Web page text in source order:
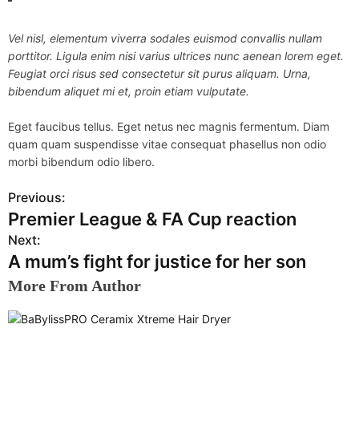
Vel nisl, elementum viverra sodales euismod convallis nullam
porttitor. Ligula enim nisi varius ultrices nunc aenean lorem eget.
Feugiat orci risus sed consectetur sit purus aliquam. Urna,
bibendum aliquet mi et, proin etiam vulputate.
Eget faucibus tellus. Eget netus nec magnis fermentum. Diam
quam quam suspendisse vitae consequat phasellus non odio
morbi bibendum odio libero.
P
o
s
t
n
Previous:
Premier League & FA Cup reaction
Next:
A mum’s fight for justice for her son
More From Author